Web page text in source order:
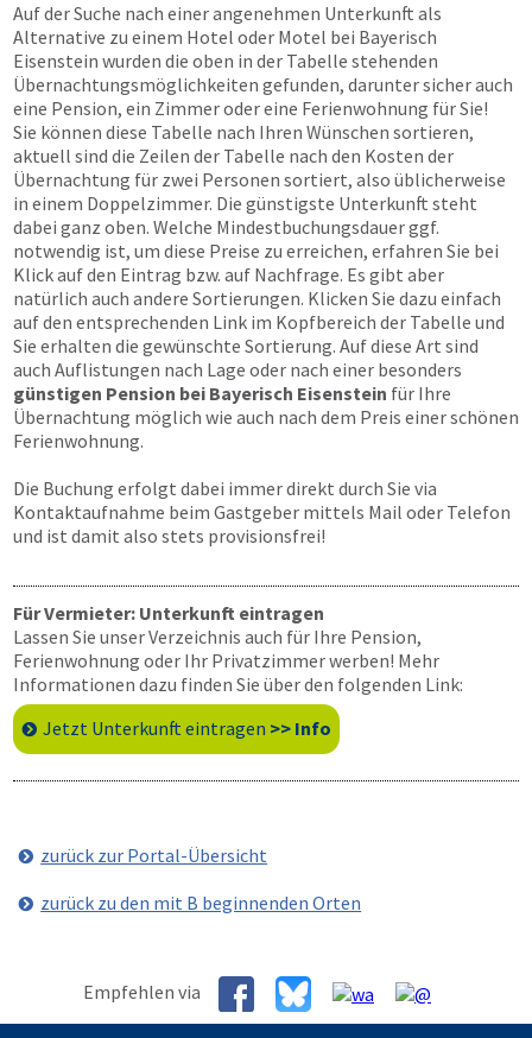
Auf der Suche nach einer angenehmen Unterkunft als
Alternative zu einem Hotel oder Motel bei Bayerisch
Eisenstein wurden die oben in der Tabelle stehenden
Übernachtungs­möglichkeiten gefunden, darunter sicher auch
eine Pension, ein Zimmer oder eine Ferienwohnung für Sie!
Sie können diese Tabelle nach Ihren Wünschen sortieren,
aktuell sind die Zeilen der Tabelle nach den Kosten der
Übernachtung für zwei Personen sortiert, also üblicherweise
in einem Doppelzimmer. Die günstigste Unterkunft steht
dabei ganz oben. Welche Mindestbuchungsdauer ggf.
notwendig ist, um diese Preise zu erreichen, erfahren Sie bei
Klick auf den Eintrag bzw. auf Nachfrage. Es gibt aber
natürlich auch andere Sortierungen. Klicken Sie dazu einfach
auf den entsprechenden Link im Kopfbereich der Tabelle und
Sie erhalten die gewünschte Sortierung. Auf diese Art sind
auch Auflistungen nach Lage oder nach einer besonders
günstigen Pension bei Bayerisch Eisenstein für Ihre
Übernachtung möglich wie auch nach dem Preis einer schönen
Ferienwohnung.
Die Buchung erfolgt dabei immer direkt durch Sie via
Kontaktaufnahme beim Gastgeber mittels Mail oder Telefon
und ist damit also stets provisionsfrei!
Für Vermieter: Unterkunft eintragen
Lassen Sie unser Verzeichnis auch für Ihre Pension,
Ferienwohnung oder Ihr Privatzimmer werben! Mehr
Informationen dazu finden Sie über den folgenden Link:
Jetzt Unterkunft eintragen >> Info
zurück zur Portal-Übersicht
zurück zu den mit B beginnenden Orten
Empfehlen via